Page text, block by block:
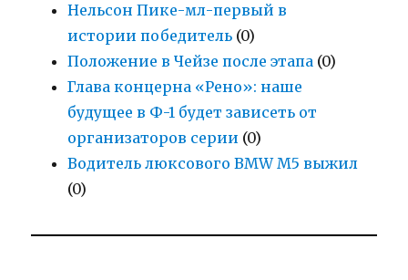
Нельсон Пике-мл-первый в
истории победитель (0)
Положение в Чейзе после этапа (0)
Глава концерна «Рено»: наше
будущее в Ф-1 будет зависеть от
организаторов серии (0)
Водитель люксового BMW M5 выжил
(0)